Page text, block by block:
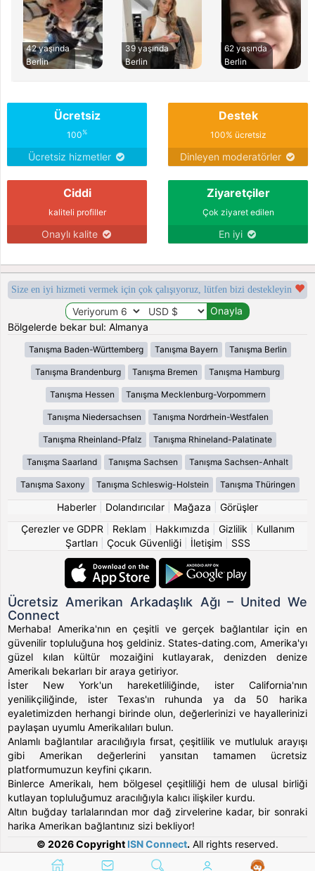
42 yaşında
Berlin
39 yaşında
Berlin
62 yaşında
Berlin
Ücretsiz
100%
Ücretsiz hizmetler
Destek
100% ücretsiz
Dinleyen moderatörler
Ciddi
kaliteli profiller
Onaylı kalite
Ziyaretçiler
Çok ziyaret edilen
En iyi
Size en iyi hizmeti vermek için çok çalışıyoruz, lütfen bizi destekleyin
Bölgelerde bekar bul: Almanya
Tanışma Baden-Württemberg Tanışma Bayern Tanışma Berlin
Tanışma Brandenburg Tanışma Bremen Tanışma Hamburg
Tanışma Hessen Tanışma Mecklenburg-Vorpommern
Tanışma Niedersachsen Tanışma Nordrhein-Westfalen
Tanışma Rheinland-Pfalz Tanışma Rhineland-Palatinate
Tanışma Saarland Tanışma Sachsen Tanışma Sachsen-Anhalt
Tanışma Saxony Tanışma Schleswig-Holstein Tanışma Thüringen
Haberler Dolandırıcılar Mağaza
Görüşler
Çerezler ve GDPR
Reklam Hakkımızda Gizlilik
Kullanım
Şartları| Çocuk Güvenliği| İletişim SSS
Ücretsiz Amerikan Arkadaşlık Ağı – United We
Connect
Merhaba! Amerika'nın en çeşitli ve gerçek bağlantılar için en
güvenilir topluluğuna hoş geldiniz. States-dating.com, Amerika'yı
güzel kılan kültür mozaiğini kutlayarak, denizden denize
Amerikalı bekarları bir araya getiriyor.
İster New York'un hareketliliğinde, ister California'nın
yenilikçiliğinde, ister Texas'ın ruhunda ya da 50 harika
eyaletimizden herhangi birinde olun, değerlerinizi ve hayallerinizi
paylaşan uyumlu Amerikalıları bulun.
Anlamlı bağlantılar aracılığıyla fırsat, çeşitlilik ve mutluluk arayışı
gibi Amerikan değerlerini yansıtan tamamen ücretsiz
platformumuzun keyfini çıkarın.
Binlerce Amerikalı, hem bölgesel çeşitliliği hem de ulusal birliği
kutlayan topluluğumuz aracılığıyla kalıcı ilişkiler kurdu.
Altın buğday tarlalarından mor dağ zirvelerine kadar, bir sonraki
harika Amerikan bağlantınız sizi bekliyor!
© 2026 Copyright ISN Connect. All rights reserved.